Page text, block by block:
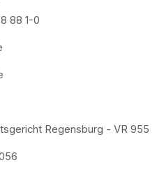
88 1-0
Regensburg - VR 955